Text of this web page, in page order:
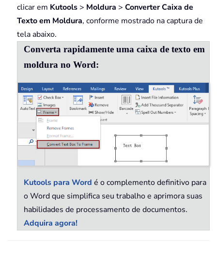
clicar em Kutools > Moldura > Converter Caixa de
Texto em Moldura, conforme mostrado na captura de
tela abaixo.
Converta rapidamente uma caixa de texto em
moldura no Word:
Kutools para Word é o complemento definitivo para
o Word que simplifica seu trabalho e aprimora suas
habilidades de processamento de documentos.
Adquira agora!